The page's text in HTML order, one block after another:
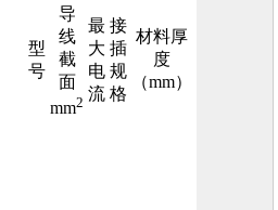
型
号
导
线
截
面
mm2
最
大
电
流
接
插
规
格
材料厚
度
（mm）